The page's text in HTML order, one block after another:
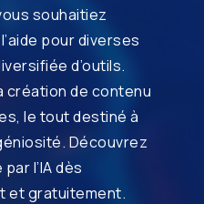
souhaitiez
pour diverses
d’outils.
création de contenu
le tout destiné à
Découvrez
l’IA dès
et gratuitement.